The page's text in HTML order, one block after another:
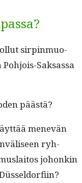
ollut sir­pin­muo­
Sak­sas­sa
päästä?
menevän
ryh­
johonkin